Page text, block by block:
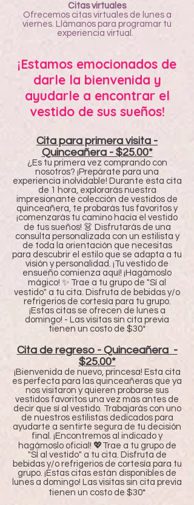
Citas virtuales
Ofrecemos citas virtuales de lunes a
viernes. Llámanos para programar tu
experiencia virtual.
¡Estamos emocionados de
darle la bienvenida y
ayudarle a encontrar el
vestido de sus sueños!
Cita para primera visita -
Quinceañera - $25.00*
¿Es tu primera vez comprando con
nosotros? ¡Prepárate para una
experiencia inolvidable! Durante esta cita
de 1 hora, explorarás nuestra
impresionante colección de vestidos de
quinceañera, te probarás tus favoritos y
¡comenzarás tu camino hacia el vestido
de tus sueños! 👗 Disfrutarás de una
consulta personalizada con un estilista y
de toda la orientación que necesitas
para descubrir el estilo que se adapta a tu
visión y personalidad. ¡Tu vestido de
ensueño comienza aquí! ¡Hagámoslo
mágico! ✨ Trae a tu grupo de "Sí al
vestido" a tu cita. Disfruta de bebidas y/o
refrigerios de cortesía para tu grupo.
¡Estas citas se ofrecen de lunes a
domingo! - Las visitas sin cita previa
tienen un costo de $30*
Cita de regreso - Quinceañera -
$25.00*
¡Bienvenida de nuevo, princesa! Esta cita
es perfecta para las quinceañeras que ya
nos visitaron y quieren probarse sus
vestidos favoritos una vez más antes de
decir que sí al vestido. Trabajarás con uno
de nuestros estilistas dedicados para
ayudarte a sentirte segura de tu decisión
final. ¡Encontremos al indicado y
hagámoslo oficial! 💖Trae a tu grupo de
"SÍ al vestido" a tu cita. Disfruta de
bebidas y/o refrigerios de cortesía para tu
grupo. ¡Estas citas están disponibles de
lunes a domingo! Las visitas sin cita previa
tienen un costo de $30*